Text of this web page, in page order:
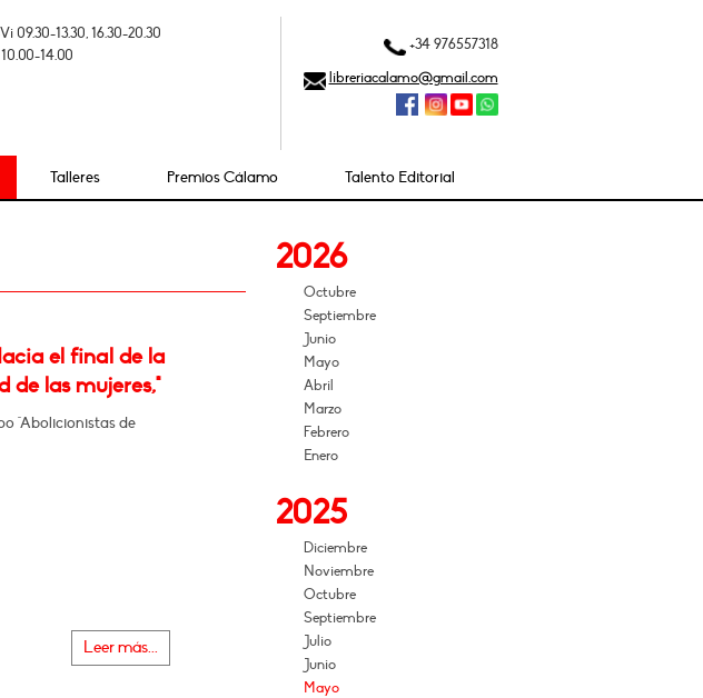
09.30-13.30, 16.30-20.30
14.00
+34 976557318
libreriacalamo@gmail.com
Talleres Premios Cálamo Talento Editorial
el final de la
las mujeres,"
"Abolicionistas de
Leer más...
2026
Octubre
Septiembre
Junio
Mayo
Abril
Marzo
Febrero
Enero
2025
Diciembre
Noviembre
Octubre
Septiembre
Julio
Junio
Mayo